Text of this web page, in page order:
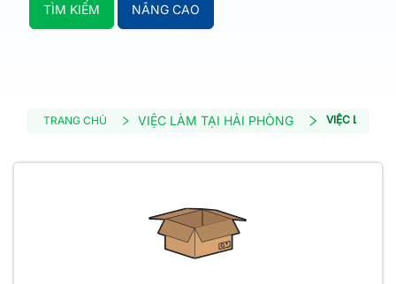
TÌM KIẾM NÂNG CAO
TRANG CHỦ VIỆC LÀM TẠI HẢI PHÒNG VIỆC LÀM